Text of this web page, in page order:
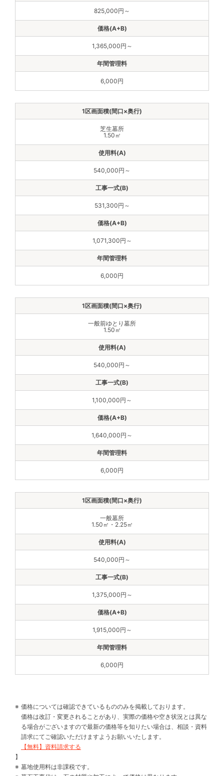
825,000円～
1,365,000円～
6,000円
芝生墓所
1.50㎡
540,000円～
531,300円～
1,071,300円～
6,000円
一般前ゆとり墓所
1.50㎡
540,000円～
1,100,000円～
1,640,000円～
6,000円
一般墓所
1.50㎡・2.25㎡
540,000円～
1,375,000円～
1,915,000円～
6,000円
価格については確認できているもののみを掲載しております。
価格は改訂・変更されることがあり、実際の価格や空き状況とは異な
る場合がございますので最新の価格等を知りたい場合は、相談・資料
請求にてご確認いただけますようお願いいたします。
【無料】資料請求する
】
墓地使用料は非課税です。